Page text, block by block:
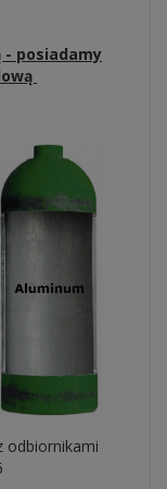
- posiadamy
odbiornikami